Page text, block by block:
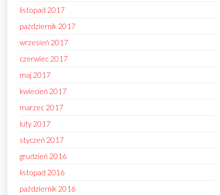
listopad 2017
październik 2017
wrzesień 2017
czerwiec 2017
maj 2017
kwiecień 2017
marzec 2017
luty 2017
styczeń 2017
grudzień 2016
listopad 2016
październik 2016